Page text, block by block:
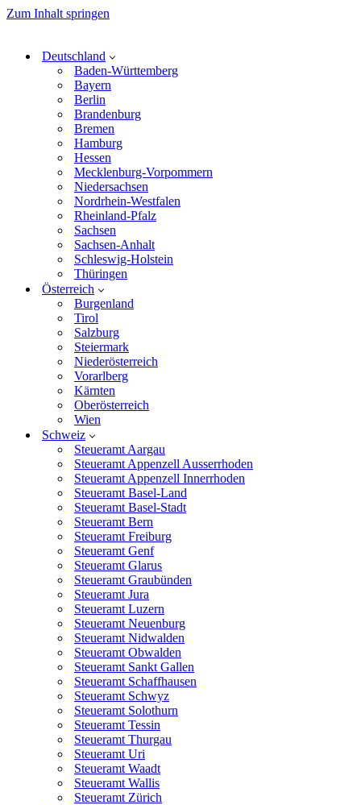
Zum Inhalt springen
Deutschland
Baden-Württemberg
Bayern
Berlin
Brandenburg
Bremen
Hamburg
Hessen
Mecklenburg-Vorpommern
Niedersachsen
Nordrhein-Westfalen
Rheinland-Pfalz
Sachsen
Sachsen-Anhalt
Schleswig-Holstein
Thüringen
Österreich
Burgenland
Tirol
Salzburg
Steiermark
Niederösterreich
Vorarlberg
Kärnten
Oberösterreich
Wien
Schweiz
Steueramt Aargau
Steueramt Appenzell Ausserrhoden
Steueramt Appenzell Innerrhoden
Steueramt Basel-Land
Steueramt Basel-Stadt
Steueramt Bern
Steueramt Freiburg
Steueramt Genf
Steueramt Glarus
Steueramt Graubünden
Steueramt Jura
Steueramt Luzern
Steueramt Neuenburg
Steueramt Nidwalden
Steueramt Obwalden
Steueramt Sankt Gallen
Steueramt Schaffhausen
Steueramt Schwyz
Steueramt Solothurn
Steueramt Tessin
Steueramt Thurgau
Steueramt Uri
Steueramt Waadt
Steueramt Wallis
Steueramt Zürich